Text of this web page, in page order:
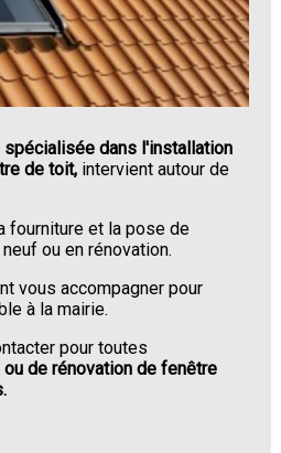
dans l'installation
de toit, intervient autour de
fourniture et la pose de
ou en rénovation.
vous accompagner pour
à la mairie.
pour toutes
de rénovation de fenêtre